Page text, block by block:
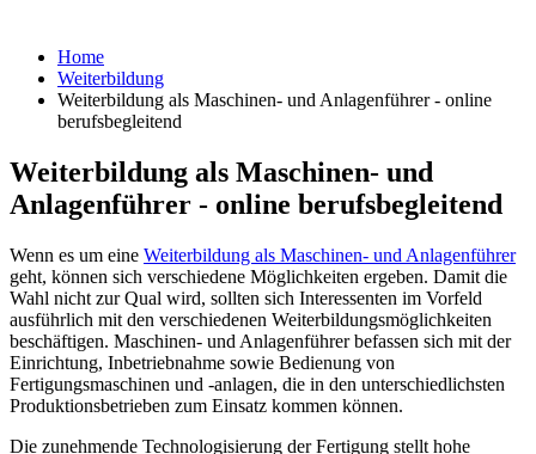
Home
Weiterbildung
Weiterbildung als Maschinen- und Anlagenführer - online
berufsbegleitend
Weiterbildung als Maschinen- und
Anlagenführer - online berufsbegleitend
Wenn es um eine Weiterbildung als Maschinen- und Anlagenführer
geht, können sich verschiedene Möglichkeiten ergeben. Damit die
Wahl nicht zur Qual wird, sollten sich Interessenten im Vorfeld
ausführlich mit den verschiedenen Weiterbildungsmöglichkeiten
beschäftigen. Maschinen- und Anlagenführer befassen sich mit der
Einrichtung, Inbetriebnahme sowie Bedienung von
Fertigungsmaschinen und -anlagen, die in den unterschiedlichsten
Produktionsbetrieben zum Einsatz kommen können.
Die zunehmende Technologisierung der Fertigung stellt hohe